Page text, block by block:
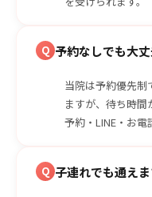
Q 予約なしでも大
当院は予約優先制
ますが、待ち時間
予約・LINE・お電
Q 子連れでも通え